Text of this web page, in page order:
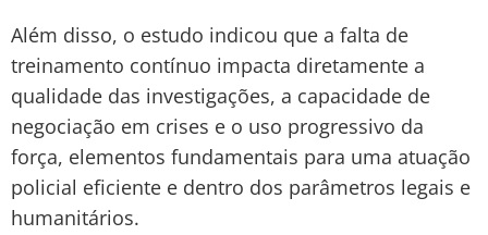
Além disso, o estudo indicou que a falta de
treinamento contínuo impacta diretamente a
qualidade das investigações, a capacidade de
negociação em crises e o uso progressivo da
força, elementos fundamentais para uma atuação
policial eficiente e dentro dos parâmetros legais e
humanitários.